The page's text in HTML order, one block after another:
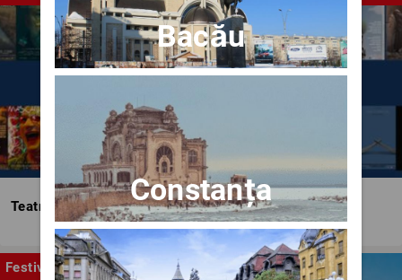
Teatrul Bulandra
Festival
Bacău
Constanța